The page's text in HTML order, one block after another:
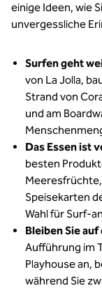
einige Ideen, wie
unvergessliche
Surfen geht
von La Jolla,
Strand von
und am
Das Essen ist
besten
Speisekarten
Wahl für Surf-
Bleiben Sie
Aufführung im
Playhouse an,
während Sie